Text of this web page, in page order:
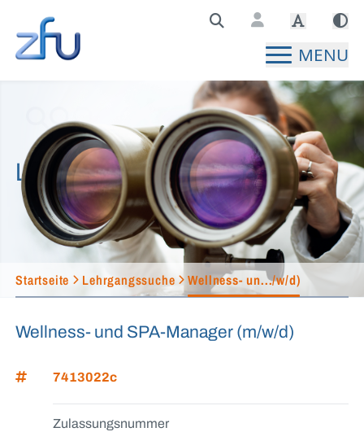
Zentralstelle für Fernunterricht Hauptseite
MENU
Lehrgangssuche
Startseite Lehrgangssuche Wellness- un.../w/d)
Wellness- und SPA-Manager (m/w/d)
7413022c
Zulassungsnummer